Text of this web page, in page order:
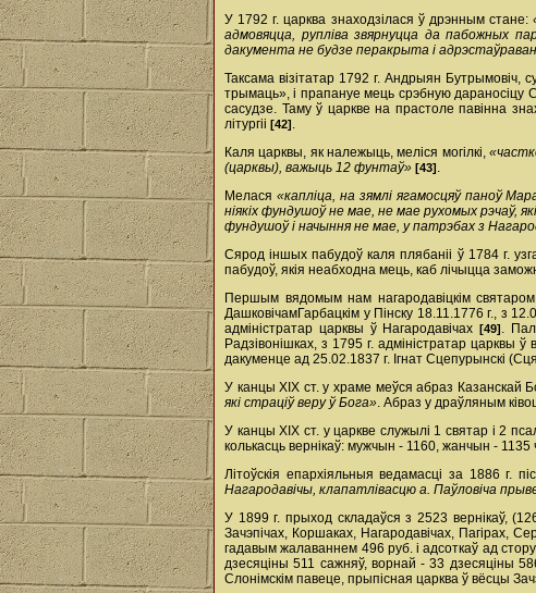
У 1792 г. царква знаходзілася ў дрэнным стане:
адмовяцца, рупліва звярнуцца да пабожных
дакумента не будзе перакрыта і
Таксама візітатар 1792 г. Андрыян
трымаць», і прапануе мець срэбную
сасудзе. Таму ў царкве на прастоле павінна
літургіі [42].
Каля царквы, як належыць, меліся могілкі,
(царквы), важыць 12 фунтаў» [43].
Мелася «капліца, на зямлі ягамосцяў паноў
ніякіх фундушоў не мае, не мае рухомых рэчаў,
фундушоў і начыння не мае, у патрэбах з
Сярод іншых пабудоў каля плябаніі ў 1784 г.
пабудоў, якія неабходна мець, каб лічыцца
Першым вядомым нам нагародавіцкім
Дашковічам­Гарбацкім у Пінску 18.11.1776 г., з
адміністратар царквы ў Нагародавічах[49].
Радзівонішках, з 1795 г. адміністратар царквы
дакуменце ад 25.02.1837 г. Ігнат Сцепурынскі
У канцы ХIХ ст. у храме меўся абраз Казанскай
які страціў веру ў Бога». Абраз у драўляным
У канцы XIX ст. у царкве служылі 1 святар і 2
колькасць вернікаў: мужчын - 1160, жанчын - 1135
Літоўскія епархіяльныя ведамасці за 1886 г.
Нагародавічы, клапатлівасцю а. Паўловіча
У 1899 г. прыход складаўся з 2523 вернікаў,
Зачэпічах, Коршаках, Нагародавічах, Пагірах,
гадавым жалаваннем 496 руб. і адсоткаў ад
дзесяціны 511 сажняў, ворнай - 33 дзесяціны
Слонімскім павеце, прыпісная царква ў вёсцы